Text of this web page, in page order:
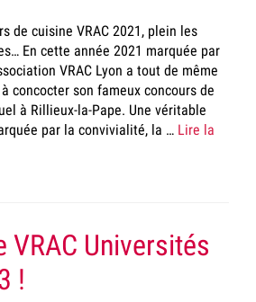
de cuisine VRAC 2021, plein les
En cette année 2021 marquée par
VRAC Lyon a tout de même
concocter son fameux concours de
à Rillieux-la-Pape. Une véritable
par la convivialité, la … Lire la
VRAC Universités
!